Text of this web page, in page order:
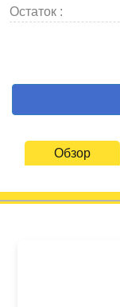
Остаток :
Обзор